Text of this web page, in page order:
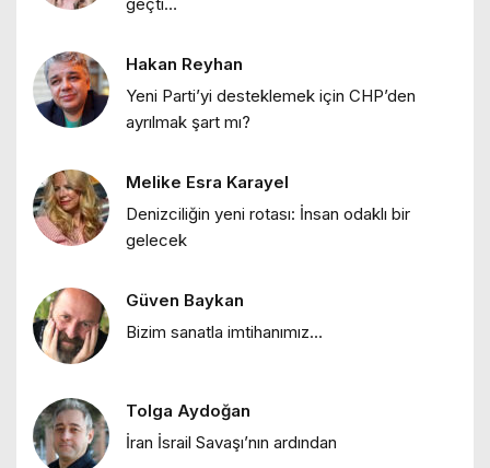
"Bir zamanlar İstanbul: Eski İstanbul
Ebru Bozcuk
"Lilith efsanesi"
Melike Esra Karayel
"İçimizdeki dalgalar: Öfke, denge ve
Ebru Bozcuk
Ebru Bozcuk
"HEY ONBEŞLİ… Kınalı Kuzular"
Hakan Reyhan
Yeni Parti’yi desteklemek için CHP’den
ayrılmak şart mı?
Melike Esra Karayel
Denizciliğin yeni rotası: İnsan odaklı bir
gelecek
Güven Baykan
Bizim sanatla imtihanımız…
Tolga Aydoğan
İran İsrail Savaşı’nın ardından